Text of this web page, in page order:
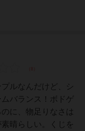
ルなんだけど、シ
バランス！ボドゲ
に、物足りなさは
晴らしい。くじを